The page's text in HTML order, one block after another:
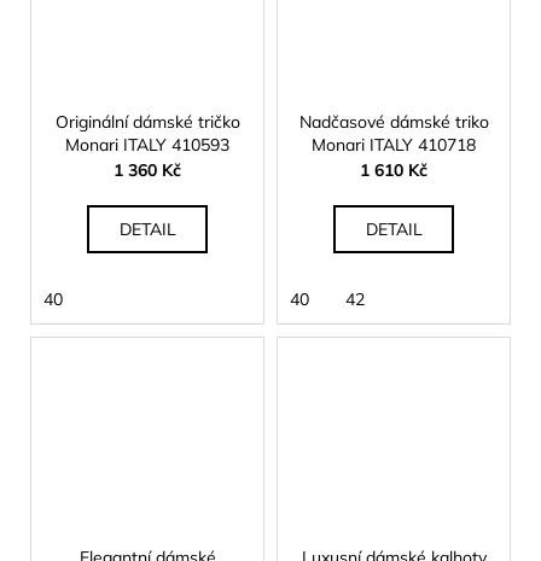
Originální dámské tričko
Monari ITALY 410593
1 360 Kč
DETAIL
40
Nadčasové dámské triko
Monari ITALY 410718
1 610 Kč
DETAIL
40 42